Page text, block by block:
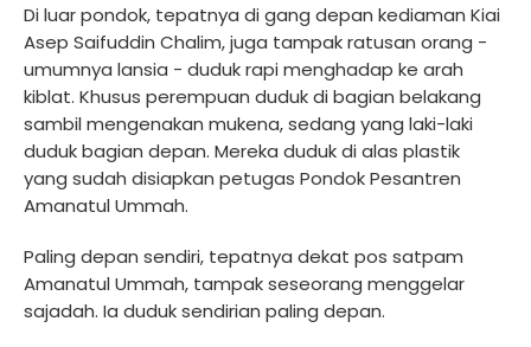
Di luar pondok, tepatnya di gang depan kediaman Kiai
Asep Saifuddin Chalim, juga tampak ratusan orang -
umumnya lansia - duduk rapi menghadap ke arah
kiblat. Khusus perempuan duduk di bagian belakang
sambil mengenakan mukena, sedang yang laki-laki
duduk bagian depan. Mereka duduk di alas plastik
yang sudah disiapkan petugas Pondok Pesantren
Amanatul Ummah.
Paling depan sendiri, tepatnya dekat pos satpam
Amanatul Ummah, tampak seseorang menggelar
sajadah. Ia duduk sendirian paling depan.